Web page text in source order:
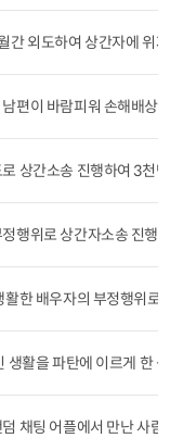
간 외도하여 상간자에 위자
편이 바람피워 손해배상청
상간소송 진행하여 3천만
행위로 상간자소송 진행 위
활한 배우자의 부정행위로
생활을 파탄에 이르게 한 상
채팅 어플에서 만난 사람